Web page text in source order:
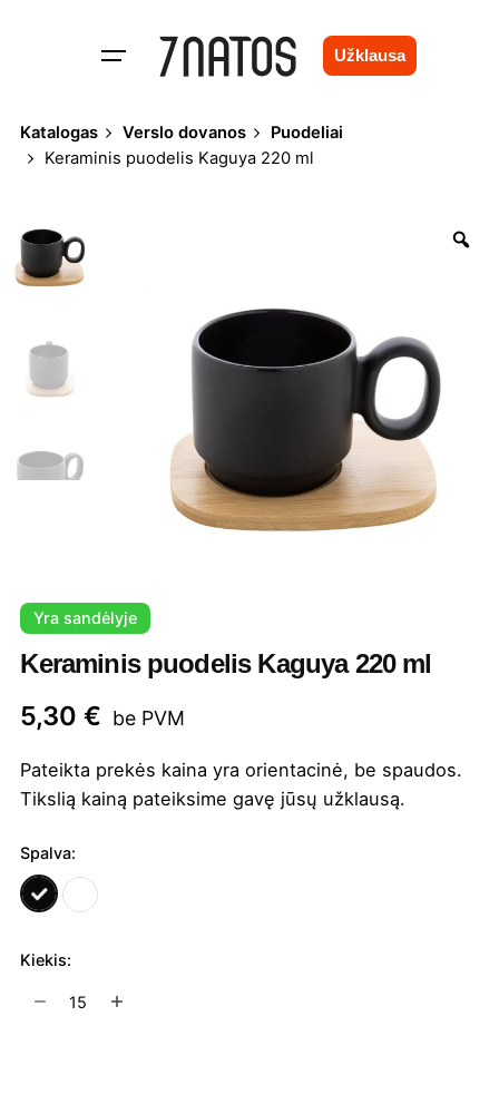
Užklausa
Katalogas Verslo dovanos
Puodeliai
Keraminis puodelis Kaguya 220 ml
Yra sandėlyje
Keraminis puodelis Kaguya 220 ml
5,30€ be PVM
Pateikta prekės kaina yra orientacinė, be spaudos.
Tikslią kainą pateiksime gavę jūsų užklausą.
Spalva:
Kiekis:
produkto